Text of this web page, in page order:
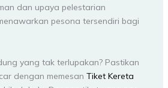
dan upaya pelestarian
pesona tersendiri bagi
yang tak terlupakan? Pastikan
dengan memesan Tiket Kereta